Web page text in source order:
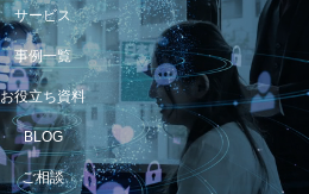
サービス
事例一覧
お役立ち資料
BLOG
ご相談